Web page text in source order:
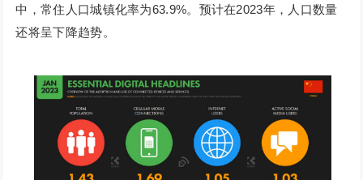
中，常住人口城镇化率为63.9%。预计在2023年，人口数量
还将呈下降趋势。